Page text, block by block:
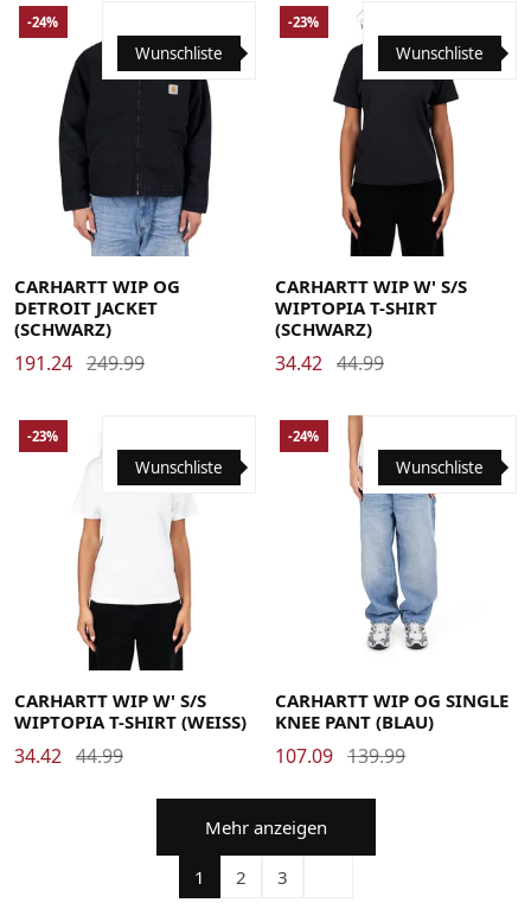
MediumSmallX-Large
Wunschliste
-24%
CARHARTT WIP OG
DETROIT JACKET
(SCHWARZ)
191.24 249.99
Medium Small X-Small
Wunschliste
-23%
CARHARTT WIP W' S/S
WIPTOPIA T-SHIRT
(SCHWARZ)
34.42 44.99
Medium Small X-Small
Wunschliste
-23%
CARHARTT WIP W' S/S
WIPTOPIA T-SHIRT (WEISS)
34.42 44.99
Wunschliste
-24%
CARHARTT WIP OG SINGLE
KNEE PANT (BLAU)
107.09 139.99
Mehr anzeigen
1 2 3